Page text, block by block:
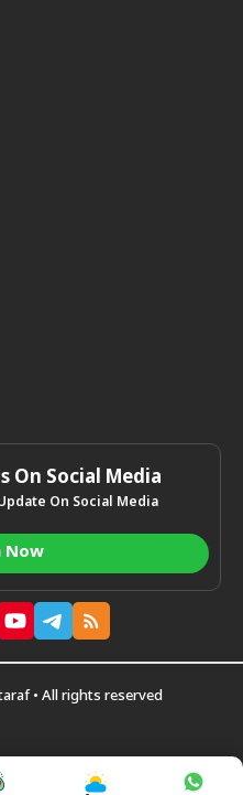
On Social Media
On Social Media
Now
• All rights reserved